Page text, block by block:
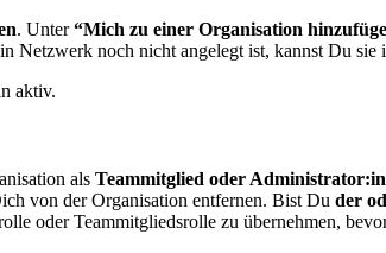
. Unter“Mich zu einer Organisation
Netzwerk noch nicht angelegt ist, kannst Du
aktiv.
als Teammitglied oder Administrator:in
von der Organisation entfernen. Bist Du der
oder Teammitgliedsrolle zu übernehmen,